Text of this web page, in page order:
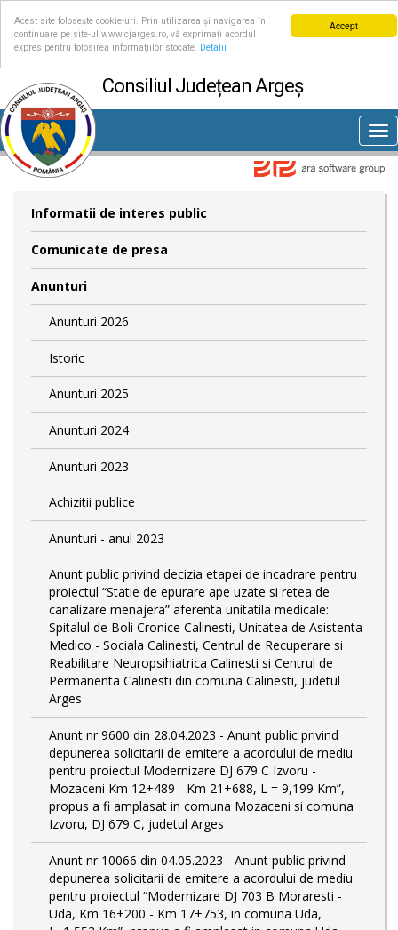
Accept
Acest site folosește cookie-uri. Prin utilizarea și navigarea în
continuare pe site-ul www.cjarges.ro, vă exprimați acordul
expres pentru folosirea informațiilor stocate.
Detalii
Consiliul Județean Argeș
Informatii de interes public
Comunicate de presa
Anunturi
Anunturi 2026
Istoric
Anunturi 2025
Anunturi 2024
Anunturi 2023
Achizitii publice
Anunturi - anul 2023
Anunt public privind decizia etapei de incadrare pentru
proiectul “Statie de epurare ape uzate si retea de
canalizare menajera” aferenta unitatila medicale:
Spitalul de Boli Cronice Calinesti, Unitatea de Asistenta
Medico - Sociala Calinesti, Centrul de Recuperare si
Reabilitare Neuropsihiatrica Calinesti si Centrul de
Permanenta Calinesti din comuna Calinesti, judetul
Arges
Anunt nr 9600 din 28.04.2023 - Anunt public privind
depunerea solicitarii de emitere a acordului de mediu
pentru proiectul Modernizare DJ 679 C Izvoru -
Mozaceni Km 12+489 - Km 21+688, L = 9,199 Km”,
propus a fi amplasat in comuna Mozaceni si comuna
Izvoru, DJ 679 C, judetul Arges
Anunt nr 10066 din 04.05.2023 - Anunt public privind
depunerea solicitarii de emitere a acordului de mediu
pentru proiectul “Modernizare DJ 703 B Moraresti -
Uda, Km 16+200 - Km 17+753, in comuna Uda,